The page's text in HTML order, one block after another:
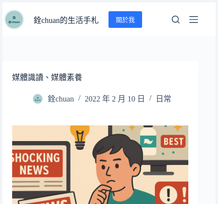
至
銓chuan的生活手札 關於我
媒體識讀、媒體素養
銓chuan 2022 年 2 月 10 日 日常